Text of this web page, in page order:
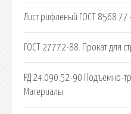
Лист рифленый ГОСТ 8568 77
ГОСТ 27772-88. Прокат для
РД 24.090.52-90 Подъемно-
Материалы.